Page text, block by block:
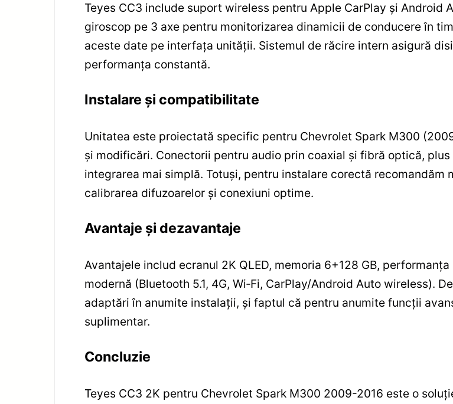
Teyes CC3 include suport wireless pentru Apple CarPlay și Android
giroscop pe 3 axe pentru monitorizarea dinamicii de conducere în
aceste date pe interfața unității. Sistemul de răcire intern asigură
performanța constantă.
Instalare și compatibilitate
Unitatea este proiectată specific pentru Chevrolet Spark M300
și modificări. Conectorii pentru audio prin coaxial și fibră optică,
integrarea mai simplă. Totuși, pentru instalare corectă
calibrarea difuzoarelor și conexiuni optime.
Avantaje și dezavantaje
Avantajele includ ecranul 2K QLED, memoria 6+128 GB,
modernă (Bluetooth 5.1, 4G, Wi‑Fi, CarPlay/Android Auto wireless).
adaptări în anumite instalații, și faptul că pentru anumite funcții
suplimentar.
Concluzie
Teyes CC3 2K pentru Chevrolet Spark M300 2009-2016 este o